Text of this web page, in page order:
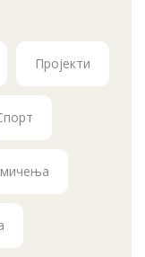
Пројекти